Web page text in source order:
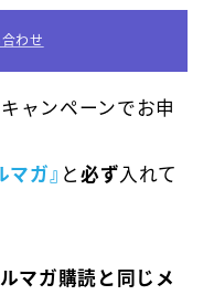
わせ
ャンペーンでお申
マガ』 と必ず入れて
マガ購読と同じメ